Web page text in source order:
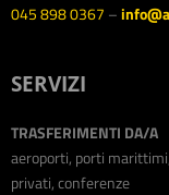
045 898 0367 –
SERVIZI
TRASFERIMENTI DA/A
aeroporti, porti
privati, conferenze